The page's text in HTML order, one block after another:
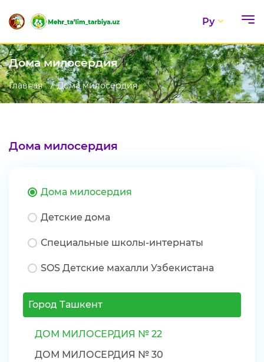
Ру
Дома милосердия
Главная Дома милосердия
Дома милосердия
Дома милосердия
Детские дома
Специальные школы-интернаты
SOS Детские махалли Узбекистана
Город Ташкент
ДОМ МИЛОСЕРДИЯ № 22
ДОМ МИЛОСЕРДИЯ № 30